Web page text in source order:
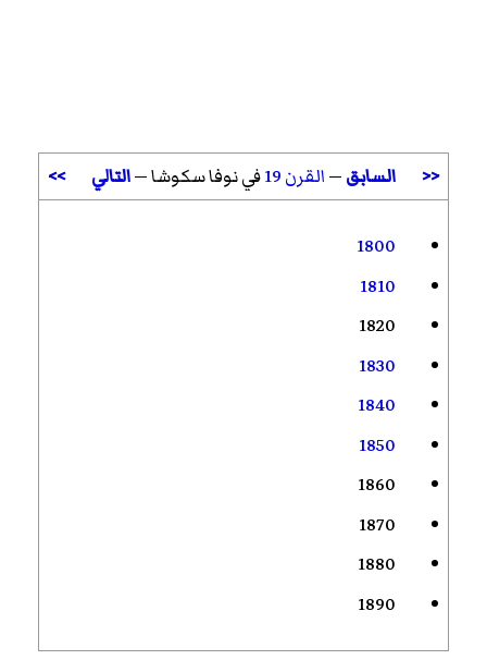
<< السابق—القرن 19 في نوفا سكوشا —التالي >>
1800
1810
1820
1830
1840
1850
1860
1870
1880
1890